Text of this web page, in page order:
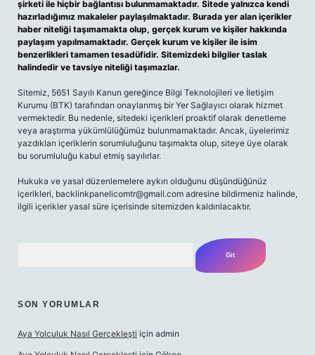
şirketi ile hiçbir bağlantısı bulunmamaktadır. Sitede yalnızca kendi
hazırladığımız makaleler paylaşılmaktadır. Burada yer alan içerikler
haber niteliği taşımamakta olup, gerçek kurum ve kişiler hakkında
paylaşım yapılmamaktadır. Gerçek kurum ve kişiler ile isim
benzerlikleri tamamen tesadüfidir. Sitemizdeki bilgiler taslak
halindedir ve tavsiye niteliği taşımazlar.
Sitemiz, 5651 Sayılı Kanun gereğince Bilgi Teknolojileri ve İletişim
Kurumu (BTK) tarafından onaylanmış bir Yer Sağlayıcı olarak hizmet
vermektedir. Bu nedenle, sitedeki içerikleri proaktif olarak denetleme
veya araştırma yükümlülüğümüz bulunmamaktadır. Ancak, üyelerimiz
yazdıkları içeriklerin sorumluluğunu taşımakta olup, siteye üye olarak
bu sorumluluğu kabul etmiş sayılırlar.
Hukuka ve yasal düzenlemelere aykırı olduğunu düşündüğünüz
içerikleri, backlinkpanelicomtr@gmail.com adresine bildirmeniz halinde,
ilgili içerikler yasal süre içerisinde sitemizden kaldırılacaktır.
SON YORUMLAR
Aya Yolculuk Nasıl Gerçekleşti için admin